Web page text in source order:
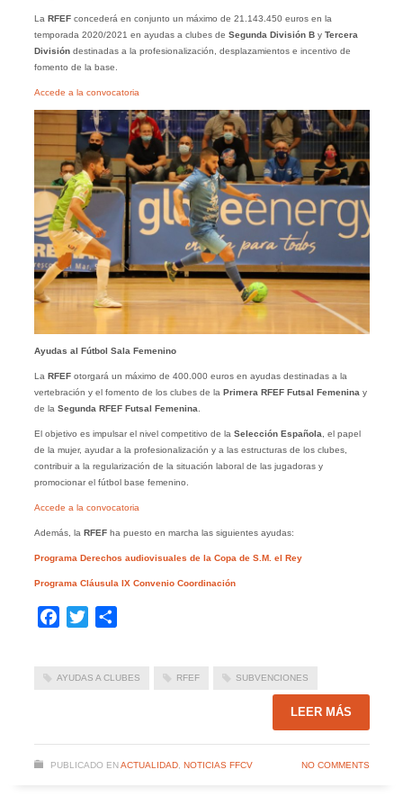
La RFEFconcederá en conjunto un máximo de 21.143.450 euros en la
temporada 2020/2021 en ayudas a clubes de Segunda División By Tercera
División destinadas a la profesionalización, desplazamientos e incentivo de
fomento de la base.
Accede a la convocatoria
Ayudas al Fútbol Sala Femenino
La RFEFotorgará un máximo de 400.000 euros en ayudas destinadas a la
vertebración y el fomento de los clubes de la Primera RFEF Futsal Femenina y
de la Segunda RFEF Futsal Femenina
El objetivo es impulsar el nivel competitivo de la Selección Española , el papel
de la mujer, ayudar a la profesionalización y a las estructuras de los clubes,
contribuir a la regularización de la situación laboral de las jugadoras y
promocionar el fútbol base femenino.
Accede a la convocatoria
Además, la RFEFha puesto en marcha las siguientes ayudas:
Programa Derechos audiovisuales de la Copa de S.M. el Rey
Programa Cláusula IX Convenio Coordinación
Facebook
Twitter
AYUDAS A CLUBES RFEF SUBVENCIONES
LEER MÁS
PUBLICADO EN ACTUALIDAD, NOTICIAS FFCV NO COMMENTS